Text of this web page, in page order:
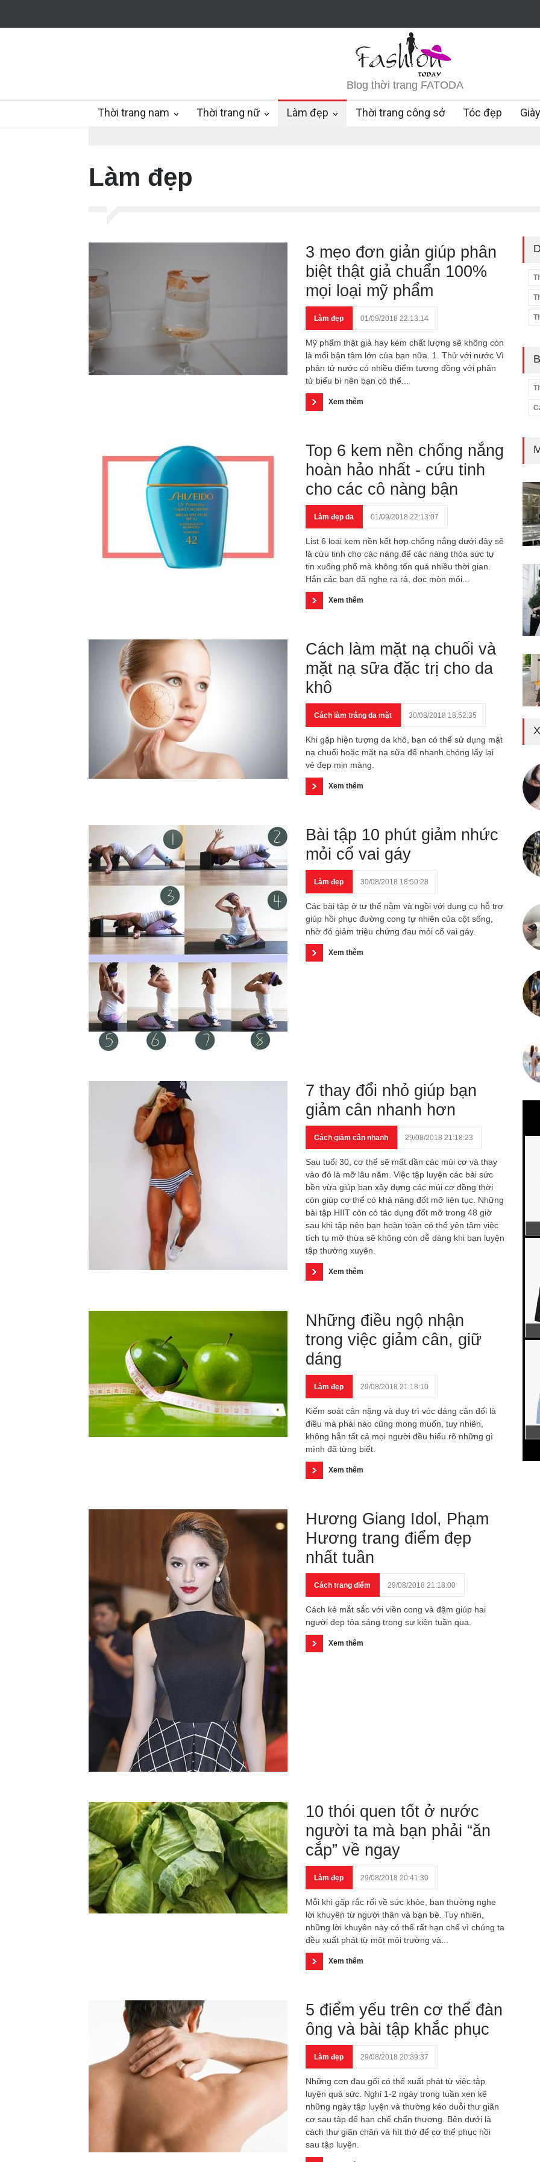
Blog thời trang FATODA
Thời trang nam Thời trang nữ Làm đẹp Thời trang công sở Tóc đẹp
Làm đẹp
3 mẹo đơn giản giúp phân
biệt thật giả chuẩn 100%
mọi loại mỹ phẩm
Làm đẹp 01/09/2018 22:13:14
Mỹ phẩm thật giả hay kém chất lượng sẽ không còn
là mối bận tâm lớn của bạn nữa. 1. Thử với nước Vì
phân tử nước có nhiều điểm tương đồng với phân
tử biểu bì nên bạn có thể...
Xem thêm
Top 6 kem nền chống nắng
hoàn hảo nhất - cứu tinh
cho các cô nàng bận
Làm đẹp da 01/09/2018 22:13:07
List 6 loại kem nền kết hợp chống nắng dưới đây sẽ
là cứu tinh cho các nàng để các nàng thỏa sức tự
tin xuống phố mà không tốn quá nhiều thời gian.
Hẳn các bạn đã nghe ra rả, đọc mòn mỏi...
Xem thêm
Cách làm mặt nạ chuối và
mặt nạ sữa đặc trị cho da
khô
Cách làm trắng da mặt 30/08/2018 18:52:35
Khi gặp hiện tượng da khô, bạn có thể sử dụng mặt
nạ chuối hoặc mặt nạ sữa để nhanh chóng lấy lại
vẻ đẹp mịn màng.
Xem thêm
Bài tập 10 phút giảm nhức
mỏi cổ vai gáy
Làm đẹp 30/08/2018 18:50:28
Các bài tập ở tư thế nằm và ngồi với dụng cụ hỗ trợ
giúp hồi phục đường cong tự nhiên của cột sống,
nhờ đó giảm triệu chứng đau mỏi cổ vai gáy.
Xem thêm
7 thay đổi nhỏ giúp bạn
giảm cân nhanh hơn
Cách giảm cân nhanh 29/08/2018 21:18:23
Sau tuổi 30, cơ thể sẽ mất dần các múi cơ và thay
vào đó là mỡ lâu năm. Việc tập luyện các bài sức
bền vừa giúp bạn xây dựng các múi cơ đồng thời
còn giúp cơ thể có khả năng đốt mỡ liên tục. Những
bài tập HIIT còn có tác dụng đốt mỡ trong 48 giờ
sau khi tập nên bạn hoàn toàn có thể yên tâm việc
tích tụ mỡ thừa sẽ không còn dễ dàng khi bạn luyện
tập thường xuyên.
Xem thêm
Những điều ngộ nhận
trong việc giảm cân, giữ
dáng
Làm đẹp 29/08/2018 21:18:10
Kiểm soát cân nặng và duy trì vóc dáng cân đối là
điều mà phái nào cũng mong muốn, tuy nhiên,
không hẳn tất cả mọi người đều hiểu rõ những gì
mình đã từng biết.
Xem thêm
Hương Giang Idol, Phạm
Hương trang điểm đẹp
nhất tuần
Cách trang điểm 29/08/2018 21:18:00
Cách kẻ mắt sắc với viền cong và đậm giúp hai
người đẹp tỏa sáng trong sự kiện tuần qua.
Xem thêm
10 thói quen tốt ở nước
người ta mà bạn phải “ăn
cắp” về ngay
Làm đẹp 29/08/2018 20:41:30
Mỗi khi gặp rắc rối về sức khỏe, bạn thường nghe
lời khuyên từ người thân và bạn bè. Tuy nhiên,
những lời khuyên này có thể rất hạn chế vì chúng ta
đều xuất phát từ một môi trường và...
Xem thêm
5 điểm yếu trên cơ thể đàn
ông và bài tập khắc phục
Làm đẹp 29/08/2018 20:39:37
Những cơn đau gối có thể xuất phát từ việc tập
luyện quá sức. Nghỉ 1-2 ngày trong tuần xen kẽ
những ngày tập luyện và thường kéo duỗi thư giãn
cơ sau tập để hạn chế chấn thương. Bên dưới là
cách thư giãn chân và hít thở để cơ thể phục hồi
sau tập luyện.